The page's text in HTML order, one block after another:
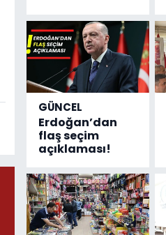
GÜNCEL
Erdoğan’dan
flaş seçim
açıklaması!